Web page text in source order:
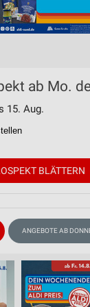
ab Mo.
15. Aug.
BLÄTTERN
ANGEBOTE AB